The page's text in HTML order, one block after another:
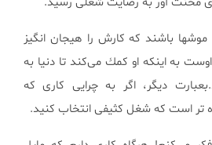
باشند كه كارش را هیجان انگیز
به اینكه او كمك می‌كند تا دنیا به
دیگر، اگر به چرایی كاری كه
تر است كه شغل كثیفی انتخاب كنید.